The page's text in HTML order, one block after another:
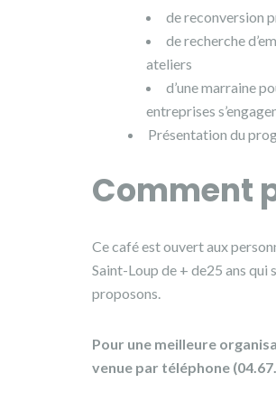
de reconversion
de recherche
ateliers
d’une marraine
entreprises
Présentation du
Comment
Ce café est ouvert aux
Saint-Loup de + de25 ans qui
proposons.
Pour une meilleure
venue par téléphone